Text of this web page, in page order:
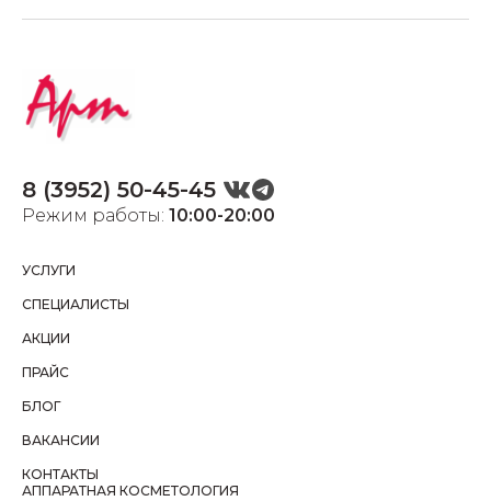
Режим работы: 10:00-20:00
8 (3952) 50-45-45
УСЛУГИ
СПЕЦИАЛИСТЫ
АКЦИИ
ПРАЙС
БЛОГ
ВАКАНСИИ
КОНТАКТЫ
АППАРАТНАЯ КОСМЕТОЛОГИЯ